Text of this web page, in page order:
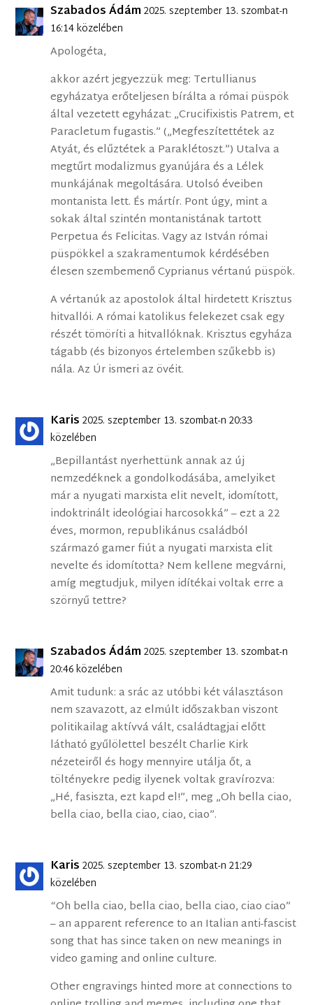
Szabados Ádám2025. szeptember 13. szombat-n
16:14 közelében
Apologéta,
akkor azért jegyezzük meg: Tertullianus
egyházatya erőteljesen bírálta a római püspök
által vezetett egyházat: „Crucifixistis Patrem, et
Paracletum fugastis.” („Megfeszítettétek az
Atyát, és elűztétek a Paraklétoszt.”) Utalva a
megtűrt modalizmus gyanújára és a Lélek
munkájának megoltására. Utolsó éveiben
montanista lett. És mártír. Pont úgy, mint a
sokak által szintén montanistának tartott
Perpetua és Felicitas. Vagy az István római
püspökkel a szakramentumok kérdésében
élesen szembemenő Cyprianus vértanú püspök.
A vértanúk az apostolok által hirdetett Krisztus
hitvallói. A római katolikus felekezet csak egy
részét tömöríti a hitvallóknak. Krisztus egyháza
tágabb (és bizonyos értelemben szűkebb is)
nála. Az Úr ismeri az övéit.
Karis 2025. szeptember 13. szombat-n 20:33
közelében
„Bepillantást nyerhettünk annak az új
nemzedéknek a gondolkodásába, amelyiket
már a nyugati marxista elit nevelt, idomított,
indoktrinált ideológiai harcosokká” – ezt a 22
éves, mormon, republikánus családból
származó gamer fiút a nyugati marxista elit
nevelte és idomította? Nem kellene megvárni,
amíg megtudjuk, milyen idítékai voltak erre a
szörnyű tettre?
Szabados Ádám2025. szeptember 13. szombat-n
20:46 közelében
Amit tudunk: a srác az utóbbi két választáson
nem szavazott, az elmúlt időszakban viszont
politikailag aktívvá vált, családtagjai előtt
látható gyűlölettel beszélt Charlie Kirk
nézeteiről és hogy mennyire utálja őt, a
töltényekre pedig ilyenek voltak gravírozva:
„Hé, fasiszta, ezt kapd el!”, meg „Oh bella ciao,
bella ciao, bella ciao, ciao, ciao”.
Karis 2025. szeptember 13. szombat-n 21:29
közelében
“Oh bella ciao, bella ciao, bella ciao, ciao ciao”
– an apparent reference to an Italian anti-fascist
song that has since taken on new meanings in
video gaming and online culture.
Other engravings hinted more at connections to